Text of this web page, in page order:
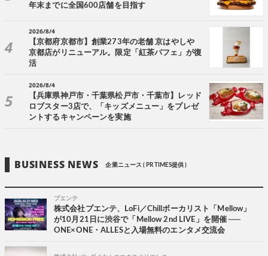
年末までに全国600店舗を目指す
2026/8/4
【京都府京都市】創業273年の老舗 京はやしや
京都店がリニューアル。限定「紅茶パフェ」が復
活
2026/8/4
【兵庫県神戸市・千葉県松戸市・千葉市】レッド
ロブスター3店で、「キッズメニュー」をプレゼ
ントするキャンペーンを実施
BUSINESS NEWS 企業ニュース ( PR TIMES提供 )
プエンテ
株式会社プエンテ、LoFi／Chillボーカリスト「Mellow」
が10月21日に渋谷で「Mellow 2nd LIVE」を開催 ──
ONE×ONE・ALLESと入場無料のエンタメ交流会